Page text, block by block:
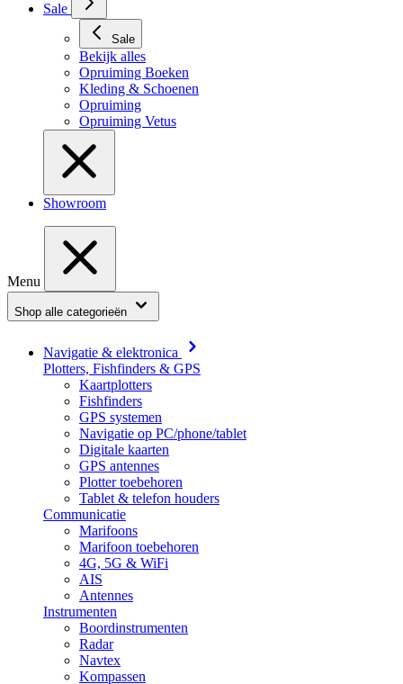
Sale
Sale
Bekijk alles
Opruiming Boeken
Kleding & Schoenen
Opruiming
Opruiming Vetus
Showroom
Menu
Shop alle categorieën
Navigatie & elektronica
Plotters, Fishfinders & GPS
Kaartplotters
Fishfinders
GPS systemen
Navigatie op PC/phone/tablet
Digitale kaarten
GPS antennes
Plotter toebehoren
Tablet & telefon houders
Communicatie
Marifoons
Marifoon toebehoren
4G, 5G & WiFi
AIS
Antennes
Instrumenten
Boordinstrumenten
Radar
Navtex
Kompassen